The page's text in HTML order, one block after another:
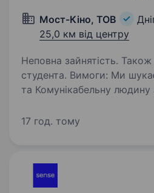
Мост-Кіно, ТОВ
25,0 км від центру
Неповна зайнятість. Також
студента. Вимоги: Ми шукаємо: Відповідальну
та Комунікабельну
готовою працювати у змінах.
17 год. тому